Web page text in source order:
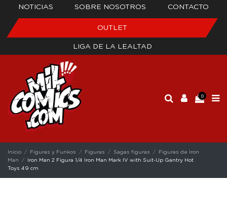
NOTICIAS SOBRE NOSOTROS CONTACTO
OUTLET
LIGA DE LA LEALTAD
0
Inicio Figuras y Funkos Figuras Sagas figuras
Figuras de Iron
Man
Iron Man 2 Figura 1/4 Iron Man Mark IV with Suit-Up Gantry Hot
Toys 49 cm